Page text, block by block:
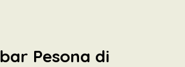
Pesona di